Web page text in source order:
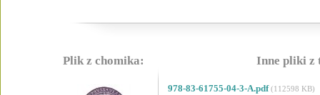
Plik z chomika: Inne pliki z
978-83-61755-04-3-A.pdf(112598 KB)